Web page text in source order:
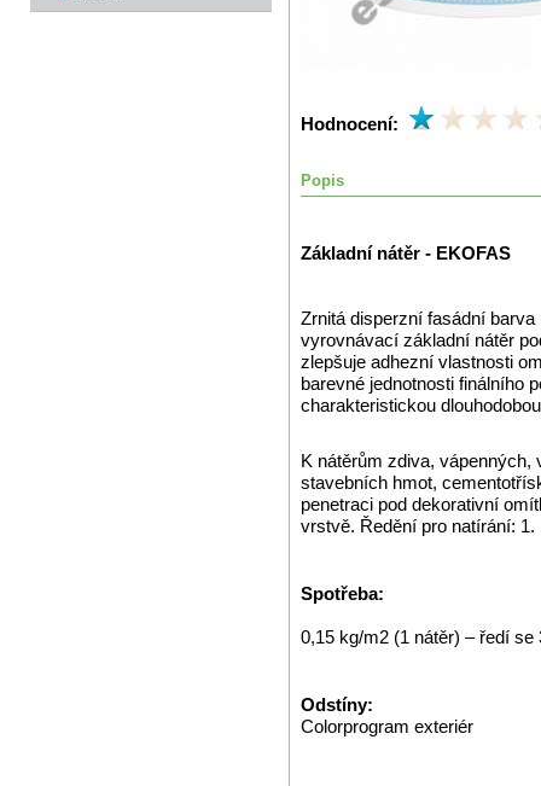
Hodnocení:
Popis
Základní nátěr - EKOFAS
Zrnitá disperzní fasádní
vyrovnávací základní nátěr
zlepšuje adhezní vlastnosti
barevné jednotnosti finálního
charakteristickou
K nátěrům zdiva,
stavebních hmot,
penetraci pod dekorativní
vrstvě. Ředění pro natírání:
Spotřeba:
0,15 kg/m2 (1 nátěr) – ředí se
Odstíny:
Colorprogram exteriér